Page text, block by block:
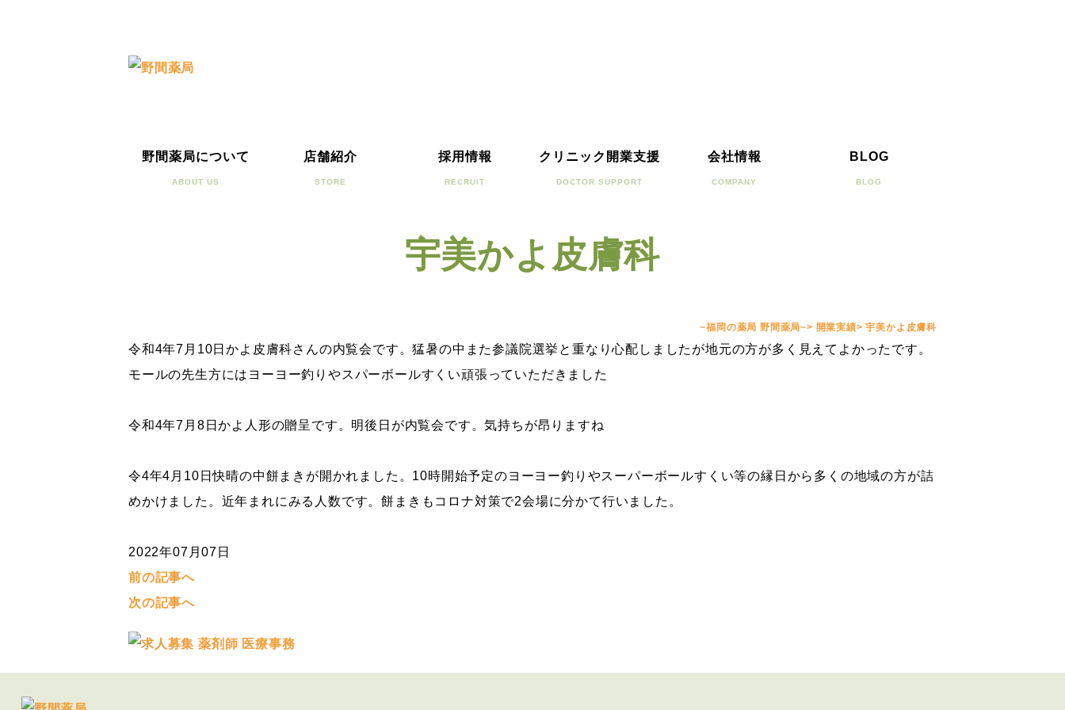
野間薬局について
ABOUT US
店舗紹介
STORE
採用情報
RECRUIT
クリニック開業支援
DOCTOR SUPPORT
会社情報
COMPANY
BLOG
BLOG
宇美かよ皮膚科
~福岡の薬局 野間薬局~> 開業実績>宇美かよ皮膚科
令和4年7月10日かよ皮膚科さんの内覧会です。猛暑の中また参議院選挙と重なり心配しましたが地元の方が多く見えてよかったです。
モールの先生方にはヨーヨー釣りやスパーボールすくい頑張っていただきました
令和4年7月8日かよ人形の贈呈です。明後日が内覧会です。気持ちが昂りますね
令4年4月10日快晴の中餅まきが開かれました。10時開始予定のヨーヨー釣りやスーパーボールすくい等の縁日から多くの地域の方が詰
めかけました。近年まれにみる人数です。餅まきもコロナ対策で2会場に分かて行いました。
2022年07月07日
前の記事へ
次の記事へ